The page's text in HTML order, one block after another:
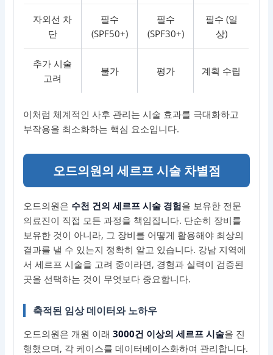
자외선 차
단
필수
(SPF50+)
필수
(SPF30+)
필수 (일
상)
추가 시술
고려
불가 평가 계획 수립
이처럼 체계적인 사후 관리는 시술 효과를 극대화하고
부작용을 최소화하는 핵심 요소입니다.
오드의원의 세르프 시술 차별점
오드의원은 수천 건의 세르프 시술 경험을 보유한 전문
의료진이 직접 모든 과정을 책임집니다. 단순히 장비를
보유한 것이 아니라, 그 장비를 어떻게 활용해야 최상의
결과를 낼 수 있는지 정확히 알고 있습니다. 강남 지역에
서 세르프 시술을 고려 중이라면, 경험과 실력이 검증된
곳을 선택하는 것이 무엇보다 중요합니다.
축적된 임상 데이터와 노하우
오드의원은 개원 이래3000건 이상의 세르프 시술을 진
행했으며, 각 케이스를 데이터베이스화하여 관리합니다.